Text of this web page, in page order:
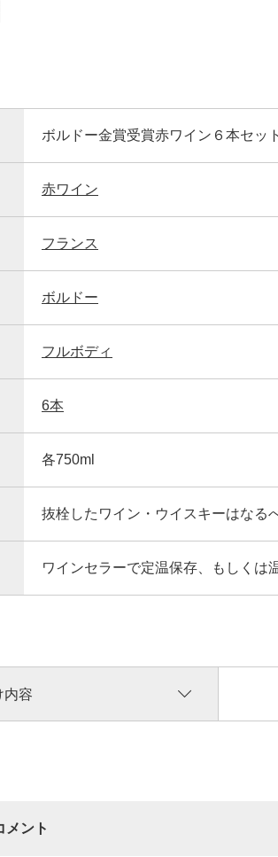
ボルドー金賞受賞赤ワイン６本セ
赤ワイン
フランス
ボルドー
フルボディ
6本
各750ml
抜栓したワイン・ウイスキーはなる
ワインセラーで定温保存、もしくは
内容
メント